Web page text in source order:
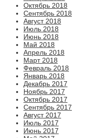
Октябрь 2018
Сентябрь 2018
Август 2018
Июль 2018
Июнь 2018
Май 2018
Апрель 2018
Март 2018
Февраль 2018
Январь 2018
Декабрь 2017
Ноябрь 2017
Октябрь 2017
Сентябрь 2017
Август 2017
Июль 2017
Июнь 2017